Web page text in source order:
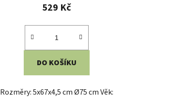
529 Kč
DO KOŠÍKU
Rozměry: 5x67x4,5 cm Ø75 cm Věk: